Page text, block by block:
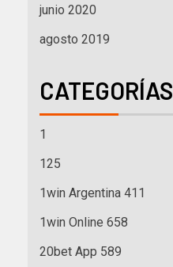
junio 2020
agosto 2019
CATEGORÍAS
1
125
1win Argentina 411
1win Online 658
20bet App 589